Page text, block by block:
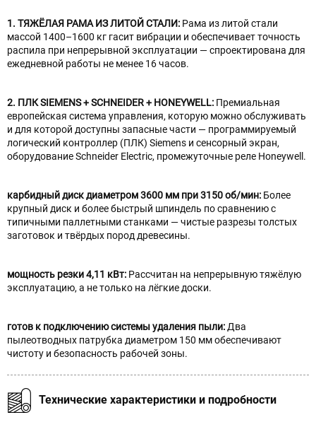
1. ТЯЖЁЛАЯ РАМА ИЗ ЛИТОЙ СТАЛИ: Рама из литой стали
массой 1400–1600 кг гасит вибрации и обеспечивает точность
распила при непрерывной эксплуатации — спроектирована для
ежедневной работы не менее 16 часов.
2. ПЛК SIEMENS + SCHNEIDER + HONEYWELL: Премиальная
европейская система управления, которую можно обслуживать
и для которой доступны запасные части — программируемый
логический контроллер (ПЛК) Siemens и сенсорный экран,
оборудование Schneider Electric, промежуточные реле Honeywell.
карбидный диск диаметром 3600 мм при 3150 об/мин: Более
крупный диск и более быстрый шпиндель по сравнению с
типичными паллетными станками — чистые разрезы толстых
заготовок и твёрдых пород древесины.
мощность резки 4,11 кВт: Рассчитан на непрерывную тяжёлую
эксплуатацию, а не только на лёгкие доски.
готов к подключению системы удаления пыли: Два
пылеотводных патрубка диаметром 150 мм обеспечивают
чистоту и безопасность рабочей зоны.
Технические характеристики и подробности